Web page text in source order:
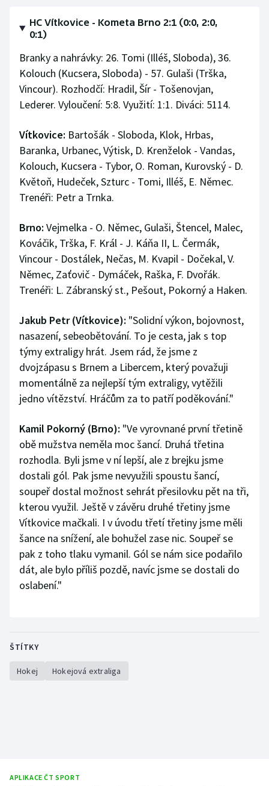
HC Vítkovice - Kometa Brno 2:1 (0:0, 2:0,
0:1)
Branky a nahrávky: 26. Tomi (Illéš, Sloboda), 36.
Kolouch (Kucsera, Sloboda) - 57. Gulaši (Trška,
Vincour). Rozhodčí: Hradil, Šír - Tošenovjan,
Lederer. Vyloučení: 5:8. Využití: 1:1. Diváci: 5114.
Vítkovice: Bartošák - Sloboda, Klok, Hrbas,
Baranka, Urbanec, Výtisk, D. Krenželok - Vandas,
Kolouch, Kucsera - Tybor, O. Roman, Kurovský - D.
Květoň, Hudeček, Szturc - Tomi, Illéš, E. Němec.
Trenéři: Petr a Trnka.
Brno: Vejmelka - O. Němec, Gulaši, Štencel, Malec,
Kováčik, Trška, F. Král - J. Káňa II, L. Čermák,
Vincour - Dostálek, Nečas, M. Kvapil - Dočekal, V.
Němec, Zaťovič - Dymáček, Raška, F. Dvořák.
Trenéři: L. Zábranský st., Pešout, Pokorný a Haken.
Jakub Petr (Vítkovice): "Solidní výkon, bojovnost,
nasazení, sebeobětování. To je cesta, jak s top
týmy extraligy hrát. Jsem rád, že jsme z
dvojzápasu s Brnem a Libercem, který považuji
momentálně za nejlepší tým extraligy, vytěžili
jedno vítězství. Hráčům za to patří poděkování."
Kamil Pokorný (Brno): "Ve vyrovnané první třetině
obě mužstva neměla moc šancí. Druhá třetina
rozhodla. Byli jsme v ní lepší, ale z brejku jsme
dostali gól. Pak jsme nevyužili spoustu šancí,
soupeř dostal možnost sehrát přesilovku pět na tři,
kterou využil. Ještě v závěru druhé třetiny jsme
Vítkovice mačkali. I v úvodu třetí třetiny jsme měli
šance na snížení, ale bohužel zase nic. Soupeř se
pak z toho tlaku vymanil. Gól se nám sice podařilo
dát, ale bylo příliš pozdě, navíc jsme se dostali do
oslabení."
ŠTÍTKY
Hokej Hokejová extraliga
APLIKACE ČT SPORT